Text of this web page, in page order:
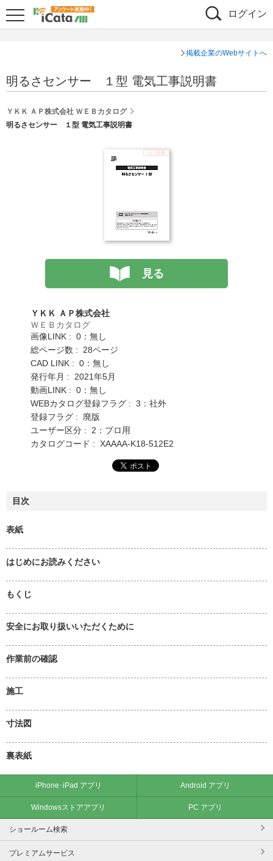
ログイン
掲載企業のWebサイトへ
明るさセンサー １型 電気工事説明書
ＹＫＫ ＡＰ株式会社 ＷＥＢカタログ
明るさセンサー １型 電気工事説明書
見る
ＹＫＫ ＡＰ株式会社
ＷＥＢカタログ
画像LINK : 0：無し
総ページ数 : 28ページ
CAD LINK : 0：無し
発行年月 : 2021年5月
動画LINK : 0：無し
WEBカタログ登録フラグ : 3：社外
登録フラグ : 廃版
ユーザー区分 : 2：プロ用
カタログコード : XAAAA-K18-512E2
目次
表紙
はじめにお読みください
もくじ
安全にお取り扱いいただくために
作業前の確認
施工
寸法図
裏表紙
iPhone･iPad アプリ Android アプリ
Windowsストアアプリ PC アプリ
ショールーム検索
プレミアムサービス